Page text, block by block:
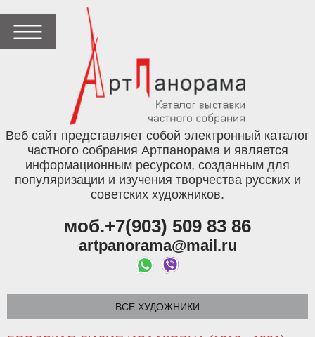
Веб сайт представляет собой электронный каталог
частного собрания Артпанорама и является
информационным ресурсом, созданным для
популяризации и изучения творчества русских и
советских художников.
моб.+7(903) 509 83 86
artpanorama@mail.ru
ВСЕ ХУДОЖНИКИ